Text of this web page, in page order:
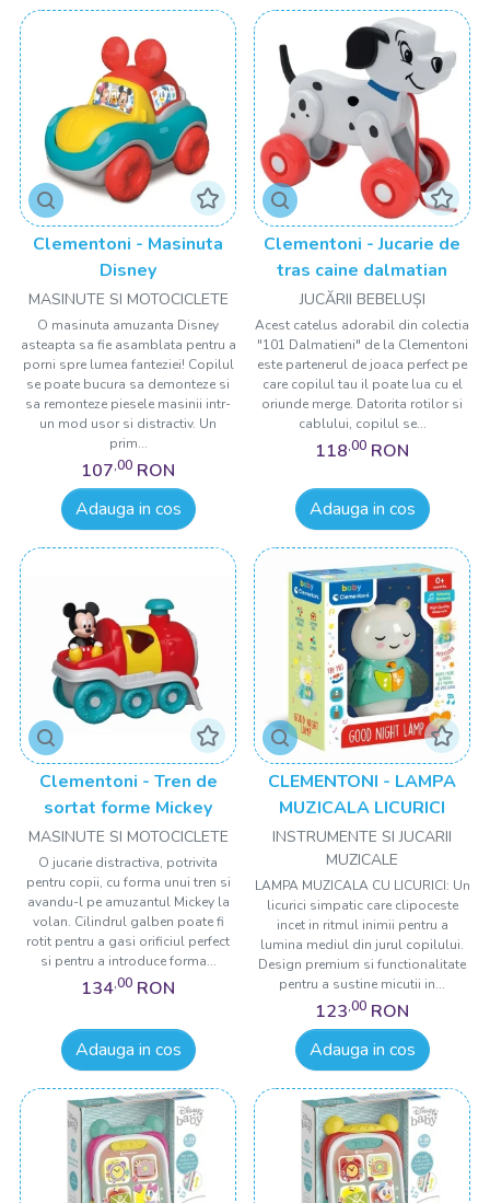
Clementoni - Masinuta
Disney
MASINUTE SI MOTOCICLETE
O masinuta amuzanta Disney
asteapta sa fie asamblata pentru a
porni spre lumea fanteziei! Copilul
se poate bucura sa demonteze si
sa remonteze piesele masinii intr-
un mod usor si distractiv. Un
prim...
107,00 RON
Adauga in cos
Clementoni - Jucarie de
tras caine dalmatian
JUCĂRII BEBELUȘI
Acest catelus adorabil din colectia
"101 Dalmatieni" de la Clementoni
este partenerul de joaca perfect pe
care copilul tau il poate lua cu el
oriunde merge. Datorita rotilor si
cablului, copilul se...
118,00 RON
Adauga in cos
Clementoni - Tren de
sortat forme Mickey
MASINUTE SI MOTOCICLETE
O jucarie distractiva, potrivita
pentru copii, cu forma unui tren si
avandu-l pe amuzantul Mickey la
volan. Cilindrul galben poate fi
rotit pentru a gasi orificiul perfect
si pentru a introduce forma...
134,00 RON
Adauga in cos
CLEMENTONI - LAMPA
MUZICALA LICURICI
INSTRUMENTE SI JUCARII
MUZICALE
LAMPA MUZICALA CU LICURICI: Un
licurici simpatic care clipoceste
incet in ritmul inimii pentru a
lumina mediul din jurul copilului.
Design premium si functionalitate
pentru a sustine micutii in...
123,00 RON
Adauga in cos